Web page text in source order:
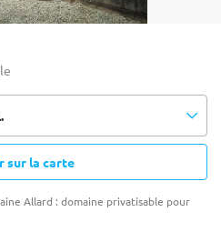
sur la carte
Allard : domaine privatisable pour